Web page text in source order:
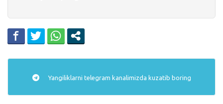
Yangiliklarni telegram kanalimizda kuzatib boring